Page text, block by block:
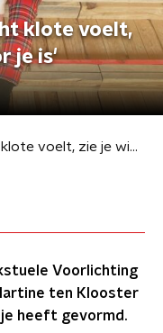
klote voelt,
je is'
Blackbird: 'Als je je echt klote voelt, zie je wie er altijd voor je is'
Voorlichting
ten Klooster
heeft gevormd.